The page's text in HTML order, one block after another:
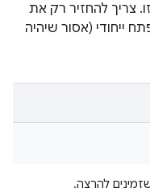
צריך להחזיר רק את
ייחודי (אסור שיהיה
להרצה.